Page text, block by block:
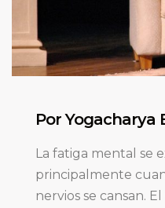
Por Yogacharya
La fatiga mental se
principalmente
nervios se cansan.